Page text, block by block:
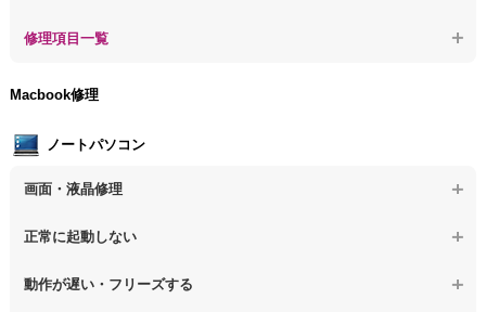
【デスクトップPC】ウィルス感染のその他の問題
【デスクトップPC】事例紹介
修理項目一覧
【デスクトップPC】電源故障
【デスクトップPC】液晶ディスプレイ交換
【デスクトップPC】マザーボード交換
【デスクトップPC】OS再インストール
Macbook修理
ノートパソコン
画面・液晶修理
【ノートパソコン】画面の割れ・破損
正常に起動しない
【ノートパソコン】電源を押しても反応がない
動作が遅い・フリーズする